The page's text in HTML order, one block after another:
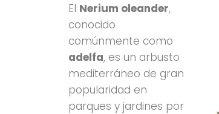
El Nerium oleander,
conocido
comúnmente como
adelfa, es un arbusto
mediterráneo de gran
popularidad en
parques y jardines por